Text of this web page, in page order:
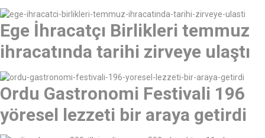
Ege İhracatçı Birlikleri temmuz
ihracatında tarihi zirveye ulaştı
Ordu Gastronomi Festivali 196
yöresel lezzeti bir araya getirdi